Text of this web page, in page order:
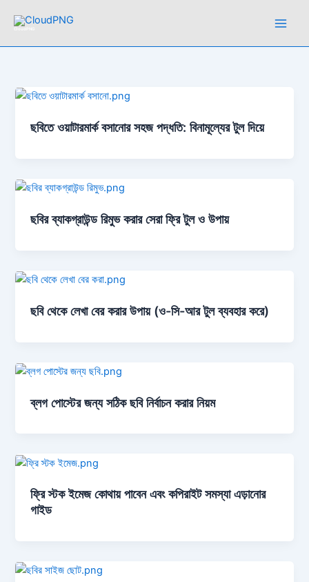
ছবিতে ওয়াটারমার্ক বসানোর সহজ পদ্ধতি: বিনামূল্যের টুল দিয়ে
ছবির ব্যাকগ্রাউন্ড রিমুভ করার সেরা ফ্রি টুল ও উপায়
ছবি থেকে লেখা বের করার উপায় (ও-সি-আর টুল ব্যবহার করে)
ব্লগ পোস্টের জন্য সঠিক ছবি নির্বাচন করার নিয়ম
ফ্রি স্টক ইমেজ কোথায় পাবেন এবং কপিরাইট সমস্যা এড়ানোর
গাইড